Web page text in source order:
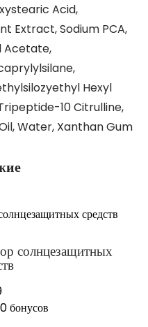
Acid,
Extract, Sodium PCA,
Acetate,
Hexyl
10 Citrulline,
Water, Xanthan Gum
солнцезащитных
бонусов